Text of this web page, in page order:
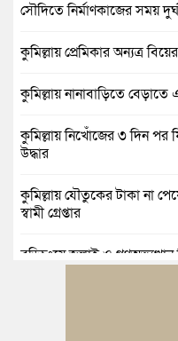
সৌদিতে নির্মাণকাজের সময়
কুমিল্লায় প্রেমিকার অন্যত্র
কুমিল্লায় নানাবাড়িতে
কুমিল্লায় নিখোঁজের ৩ দিন পর
উদ্ধার
কুমিল্লায় যৌতুকের টাকা না
স্বামী গ্রেপ্তার
বুড়িচংয়ে জুলাই ও